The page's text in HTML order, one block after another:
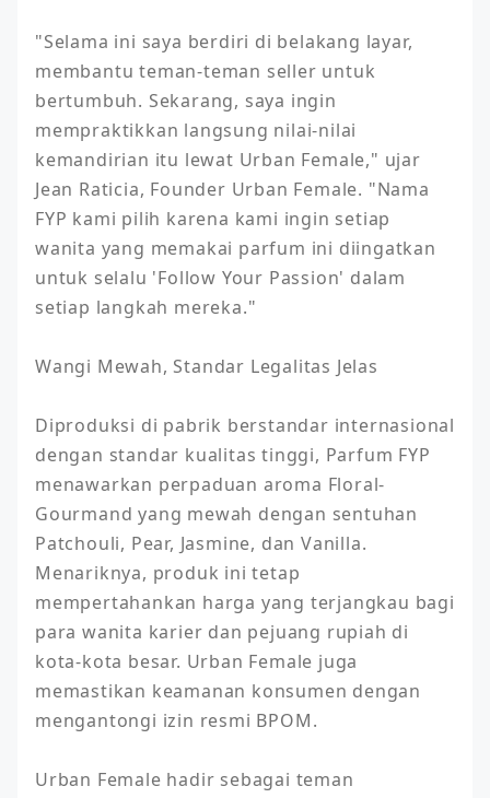
"Selama ini saya berdiri di belakang layar,
membantu teman-teman seller untuk
bertumbuh. Sekarang, saya ingin
mempraktikkan langsung nilai-nilai
kemandirian itu lewat Urban Female," ujar
Jean Raticia, Founder Urban Female. "Nama
FYP kami pilih karena kami ingin setiap
wanita yang memakai parfum ini diingatkan
untuk selalu 'Follow Your Passion' dalam
setiap langkah mereka."
Wangi Mewah, Standar Legalitas Jelas
Diproduksi di pabrik berstandar internasional
dengan standar kualitas tinggi, Parfum FYP
menawarkan perpaduan aroma Floral-
Gourmand yang mewah dengan sentuhan
Patchouli, Pear, Jasmine, dan Vanilla.
Menariknya, produk ini tetap
mempertahankan harga yang terjangkau bagi
para wanita karier dan pejuang rupiah di
kota-kota besar. Urban Female juga
memastikan keamanan konsumen dengan
mengantongi izin resmi BPOM.
Urban Female hadir sebagai teman